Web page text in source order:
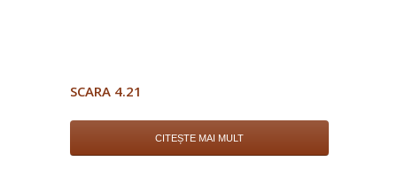
SCARA 4.21
CITEȘTE MAI MULT